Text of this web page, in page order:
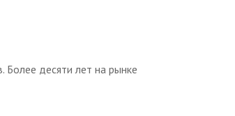
Более десяти лет на рынке